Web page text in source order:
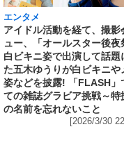
エンタメ
アイドル活動を経て、撮影
ュー、「オールスター後夜
白ビキニ姿で出演して話題
た五木ゆうりが白ビキニや
姿などを披露! 「FLASH」
ての雑誌グラビア挑戦～特
の名前を忘れないこと
[2026/3/30